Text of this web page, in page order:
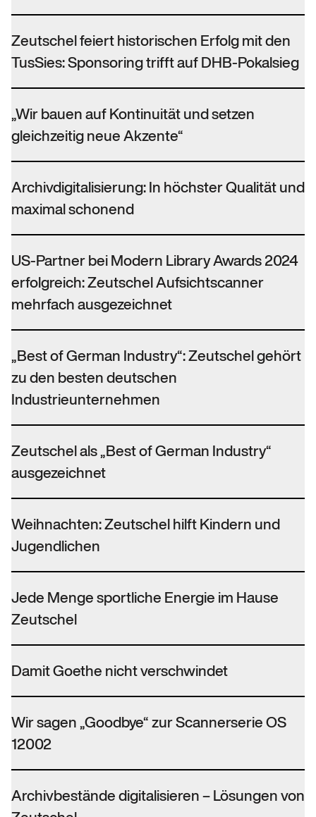
Zeutschel feiert historischen Erfolg mit den
TusSies: Sponsoring trifft auf DHB-Pokalsieg
„Wir bauen auf Kontinuität und setzen
gleichzeitig neue Akzente“
Archivdigitalisierung: In höchster Qualität und
maximal schonend
US-Partner bei Modern Library Awards 2024
erfolgreich: Zeutschel Aufsichtscanner
mehrfach ausgezeichnet
„Best of German Industry“: Zeutschel gehört
zu den besten deutschen
Industrieunternehmen
Zeutschel als „Best of German Industry“
ausgezeichnet
Weihnachten: Zeutschel hilft Kindern und
Jugendlichen
Jede Menge sportliche Energie im Hause
Zeutschel
Damit Goethe nicht verschwindet
Wir sagen „Goodbye“ zur Scannerserie OS
12002
Archivbestände digitalisieren – Lösungen von